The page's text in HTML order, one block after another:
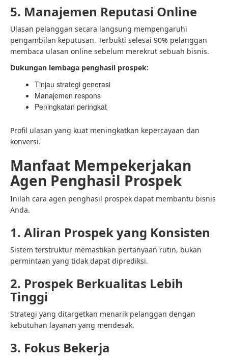
5. Manajemen Reputasi Online
Ulasan pelanggan secara langsung mempengaruhi
pengambilan keputusan. Terbukti selesai 90% pelanggan
membaca ulasan online sebelum merekrut sebuah bisnis.
Dukungan lembaga penghasil prospek:
Tinjau strategi generasi
Manajemen respons
Peningkatan peringkat
Profil ulasan yang kuat meningkatkan kepercayaan dan
konversi.
Manfaat Mempekerjakan
Agen Penghasil Prospek
Inilah cara agen penghasil prospek dapat membantu bisnis
Anda.
1. Aliran Prospek yang Konsisten
Sistem terstruktur memastikan pertanyaan rutin, bukan
permintaan yang tidak dapat diprediksi.
2. Prospek Berkualitas Lebih
Tinggi
Strategi yang ditargetkan menarik pelanggan dengan
kebutuhan layanan yang mendesak.
3. Fokus Bekerja